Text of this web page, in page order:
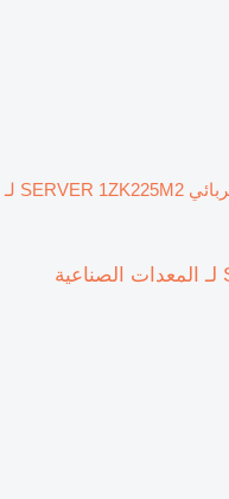
محرك كهربائي SERVER 1ZK225M2 لـ